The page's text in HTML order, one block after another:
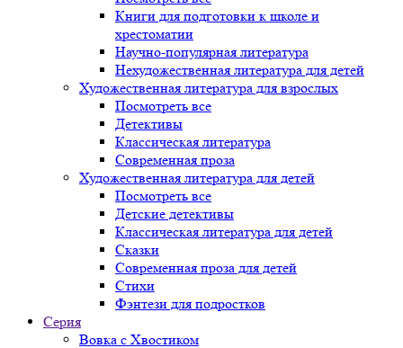
Книги для подготовки к школе и
хрестоматии
Научно-популярная литература
Нехудожественная литература для детей
Художественная литература для взрослых
Посмотреть все
Детективы
Классическая литература
Современная проза
Художественная литература для детей
Посмотреть все
Детские детективы
Классическая литература для детей
Сказки
Современная проза для детей
Стихи
Фэнтези для подростков
Серия
Вовка с Хвостиком